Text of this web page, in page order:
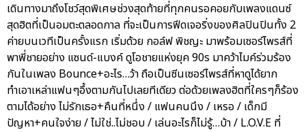
เดินทางมาถึงโชว์สุดพิเศษช่วงสุดท้ายที่ทุกคนรอคอยกับเพลงแดนซ์
สุดฮิตที่เป็นอมตะตลอดกาล ที่จะเป็นการฟีดเจอริ่งของศิลปินปินทั้ง 2
ค่ายบนเวทีเป็นครั้งแรก เริ่มด้วย กอล์ฟ พิชญะ มาพร้อมเซอร์ไพรส์ที่
พาพี่ชายอย่าง แซนด์-แบงค์ ดูโอชายแห่งยุค 90s มาคว้าไมค์ร่วมร้อง
กันในเพลง Bounce+อะไร…ว้า ถือเป็นซีนเซอร์ไพรส์ที่หาดูได้ยาก
ทำเอาเหล่าแฟนๆอึ้งตามกันไปเลยทีเดียว ต่อด้วยเพลงฮิตที่ใครๆก็ร้อง
ตามได้อย่าง ไม่รักเธอ+คืนที่หนึ่ง / แฟนคนนึง / เหรอ / เด็กมี
ปัญหา+คนใจง่าย / ไม่ใช่..ไม่ชอบ / เล่นอะไรก็ไม่รู้…บ้า / L.O.V.E ที่